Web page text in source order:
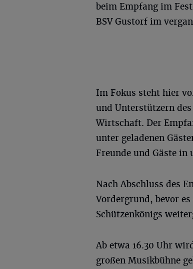
beim Empfang im
BSV Gustorf im
Im Fokus steht hier
und Unterstützern
Wirtschaft. Der
unter geladenen
Freunde und Gäste in
Nach Abschluss des
Vordergrund, bevor
Schützenkönigs
Ab etwa 16.30 Uhr
großen Musikbühne